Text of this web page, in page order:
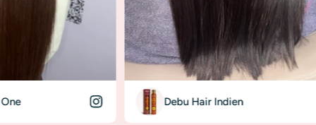
Debu Hair Indien